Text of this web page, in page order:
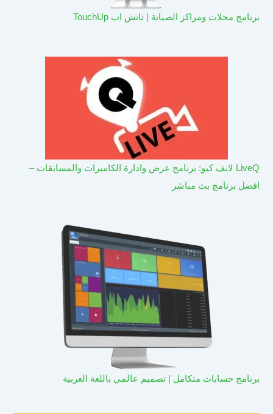
برنامج محلات ومراكز الصيانة | تاتش اب TouchUp
LiveQ لايف كيو: برنامج عرض وادارة الكاميرات والمسابقات –
افضل برنامج بث مباشر
برنامج حسابات متكامل | تصميم عالمي باللغة العربية